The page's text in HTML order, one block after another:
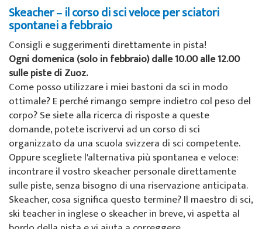
Lezioni di SB per bambini
Lezioni per adulti
Lezioni private
Offerte speciali
Eventi per gruppi
Noleggio sci da Willy Sport
Abbonamenti sci
Il nostro ristorante
Lezioni per bambini
Lezioni private
Noleggio sci da Willy Sport
Noleggio sci da Colani
Abbonamenti sci a La Punt
Buoni
Zone sciistiche
Zuoz
La Punt
Chi siamo
Sulla scuola di sci
Squadra
Team demo
Partner e sponsor
FAQ
Skeacher – il corso di sci veloce per sciatori
spontanei a febbraio
Consigli e suggerimenti direttamente in pista!
Ogni domenica (solo in febbraio) dalle 10.00 alle 12.00
sulle piste di Zuoz.
Come posso utilizzare i miei bastoni da sci in modo
ottimale? E perché rimango sempre indietro col peso del
corpo? Se siete alla ricerca di risposte a queste
domande, potete iscrivervi ad un corso di sci
organizzato da una scuola svizzera di sci competente.
Oppure scegliete l'alternativa più spontanea e veloce:
incontrare il vostro skeacher personale direttamente
sulle piste, senza bisogno di una riservazione anticipata.
Skeacher, cosa significa questo termine? Il maestro di sci,
ski teacher in inglese o skeacher in breve, vi aspetta al